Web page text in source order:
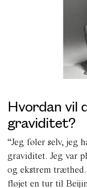
Hvordan vil
graviditet?
“Jeg føler selv, jeg
graviditet. Jeg var
og ekstrem
fløjet en tur til